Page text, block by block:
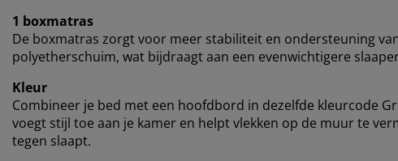
1 boxmatras
De boxmatras zorgt voor meer stabiliteit en ondersteuning
polyetherschuim, wat bijdraagt aan een evenwichtigere
Kleur
Combineer je bed met een hoofdbord in dezelfde kleurcode
voegt stijl toe aan je kamer en helpt vlekken op de muur te
tegen slaapt.